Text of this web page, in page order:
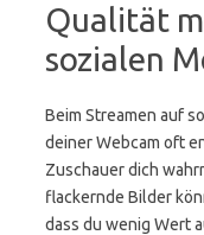
Qualität
sozialen
Beim Streamen auf
deiner Webcam oft
Zuschauer dich
flackernde Bilder
dass du wenig Wert